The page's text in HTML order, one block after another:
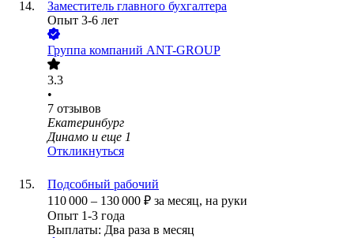
Заместитель главного бухгалтера
Опыт 3-6 лет
Группа компаний ANT-GROUP
3.3
•
7 отзывов
Екатеринбург
Динамо и еще 1
Откликнуться
Подсобный рабочий
110 000 – 130 000 ₽ за месяц, на руки
Опыт 1-3 года
Выплаты: Два раза в месяц